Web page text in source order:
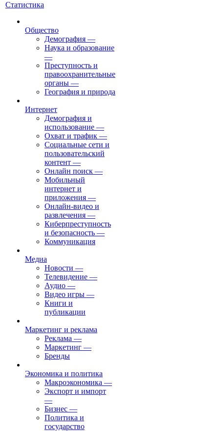
Статистика
Общество
Демография —
Наука и образование
—
Преступность и
правоохранительные
органы —
География и природа
Интернет
Демография и
использование —
Охват и трафик —
Социальные сети и
пользовательский
контент —
Онлайн поиск —
Мобильный
интернет и
приложения —
Онлайн-видео и
развлечения —
Киберпреступность
и безопасность —
Коммуникация
Медиа
Новости —
Телевидение —
Аудио —
Видео игры —
Книги и
публикации
Маркетинг и реклама
Реклама —
Маркетинг —
Бренды
Экономика и политика
Макроэкономика —
Экспорт и импорт
—
Бизнес —
Политика и
государство